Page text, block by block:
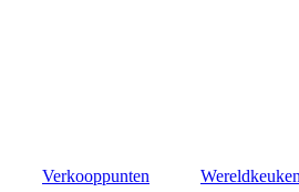
Verkooppunten Wereldkeuken